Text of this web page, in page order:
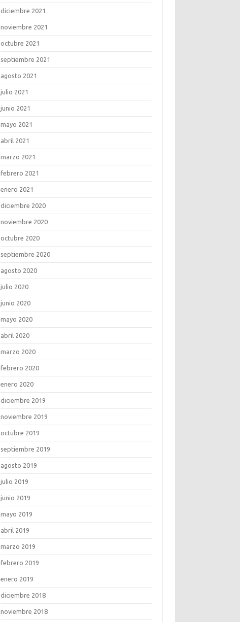
diciembre 2021
noviembre 2021
octubre 2021
septiembre 2021
agosto 2021
julio 2021
junio 2021
mayo 2021
abril 2021
marzo 2021
febrero 2021
enero 2021
diciembre 2020
noviembre 2020
octubre 2020
septiembre 2020
agosto 2020
julio 2020
junio 2020
mayo 2020
abril 2020
marzo 2020
febrero 2020
enero 2020
diciembre 2019
noviembre 2019
octubre 2019
septiembre 2019
agosto 2019
julio 2019
junio 2019
mayo 2019
abril 2019
marzo 2019
febrero 2019
enero 2019
diciembre 2018
noviembre 2018